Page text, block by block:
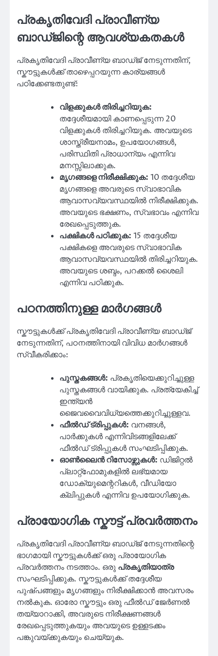
പ്രകൃതിവേദി പ്രാവീണ്യ
ബാഡ്ജിന്റെ ആവശ്യകതകൾ
പ്രകൃതിവേദി പ്രാവീണ്യ ബാഡ്ജ് നേടുന്നതിന്,
സ്കൗട്ടുകൾക്ക് താഴെപ്പറയുന്ന കാര്യങ്ങൾ
പഠിക്കേണ്ടതുണ്ട്:
വിളക്കുകൾ തിരിച്ചറിയുക:
തദ്ദേശീയമായി കാണപ്പെടുന്ന 20
വിളക്കുകൾ തിരിച്ചറിയുക. അവയുടെ
ശാസ്ത്രീയനാമം, ഉപയോഗങ്ങൾ,
പരിസ്ഥിതി പ്രാധാന്യം എന്നിവ
മനസ്സിലാക്കുക.
മൃഗങ്ങളെ നിരീക്ഷിക്കുക: 10 തദ്ദേശീയ
മൃഗങ്ങളെ അവരുടെ സ്വാഭാവിക
ആവാസവ്യവസ്ഥയിൽ നിരീക്ഷിക്കുക.
അവയുടെ ഭക്ഷണം, സ്വഭാവം എന്നിവ
രേഖപ്പെടുത്തുക.
പക്ഷികൾ പഠിക്കുക: 15 തദ്ദേശീയ
പക്ഷികളെ അവരുടെ സ്വാഭാവിക
ആവാസവ്യവസ്ഥയിൽ തിരിച്ചറിയുക.
അവയുടെ ശബ്ദം, പറക്കൽ ശൈലി
എന്നിവ പഠിക്കുക.
പഠനത്തിനുള്ള മാർഗങ്ങൾ
സ്കൗട്ടുകൾക്ക് പ്രകൃതിവേദി പ്രാവീണ്യ ബാഡ്ജ്
നേടുന്നതിന്, പഠനത്തിനായി വിവിധ മാർഗങ്ങൾ
സ്വീകരിക്കാം:
പുസ്തകങ്ങൾ: പ്രകൃതിയെക്കുറിച്ചുള്ള
പുസ്തകങ്ങൾ വായിക്കുക. പ്രത്യേകിച്ച്
ഇന്ത്യൻ
ജൈവവൈവിധ്യത്തെക്കുറിച്ചുള്ളവ.
ഫീൽഡ് ട്രിപ്പുകൾ: വനങ്ങൾ,
പാർക്കുകൾ എന്നിവിടങ്ങളിലേക്ക്
ഫീൽഡ് ട്രിപ്പുകൾ സംഘടിപ്പിക്കുക.
ഓൺലൈൻ റിസോഴ്സുകൾ: ഡിജിറ്റൽ
പ്ലാറ്റ്ഫോമുകളിൽ ലഭ്യമായ
ഡോക്യുമെന്ററികൾ, വീഡിയോ
ക്ലിപ്പുകൾ എന്നിവ ഉപയോഗിക്കുക.
പ്രായോഗിക സ്കൗട്ട് പ്രവർത്തനം
പ്രകൃതിവേദി പ്രാവീണ്യ ബാഡ്ജ് നേടുന്നതിന്റെ
ഭാഗമായി സ്കൗട്ടുകൾക്ക് ഒരു പ്രായോഗിക
പ്രവർത്തനം നടത്താം. ഒരു പ്രകൃതിയാത്ര
സംഘടിപ്പിക്കുക. സ്കൗട്ടുകൾക്ക് തദ്ദേശീയ
പുഷ്പങ്ങളും മൃഗങ്ങളും നിരീക്ഷിക്കാൻ അവസരം
നൽകുക. ഓരോ സ്കൗട്ടും ഒരു ഫീൽഡ് ജേർണൽ
തയ്യാറാക്കി, അവരുടെ നിരീക്ഷണങ്ങൾ
രേഖപ്പെടുത്തുകയും അവയുടെ ഉള്ളടക്കം
പങ്കുവയ്ക്കുകയും ചെയ്യുക.